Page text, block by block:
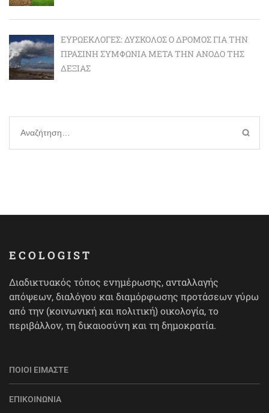
ΕΥΡΩΕΚΛΟΓΈΣ: ΔΎΣΚΟΛΟΣ Ο ΔΡΌΜΟΣ ΓΙΑ ΤΗΝ
ΠΡΆΣΙΝΗ ΣΥΜΦΩΝΊΑ ΜΕΤΆ ΤΗΝ ΆΝΟΔΟ ΤΗΣ
ΔΕΞΙΆΣ
Αναζήτηση
για:
ECOLOGIST
Διαδικτυακός τόπος ενημέρωσης, ανταλλαγής
απόψεων, διαλόγου και διαμόρφωσης προτάσεων γύρω
από την (κοινωνική και πολιτική) οικολογία, το
περιβάλλον, τη δικαιοσύνη και τη δημοκρατία.
ΠΟΙΟΙ ΕΊΜΑΣΤΕ
ΕΠΙΚΟΙΝΩΝΊΑ